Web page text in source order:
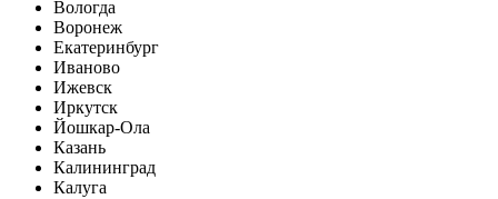
Вологда
Воронеж
Екатеринбург
Иваново
Ижевск
Иркутск
Йошкар-Ола
Казань
Калининград
Калуга